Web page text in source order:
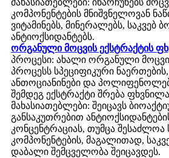
მახასიათებლები: ინარჩუნებს
კომპონენტების მნიშვნელოვან
ვიტამინებს, მინერალებს, საკვებ
ანტიოქსიდანტებს.
ორგანული მოცვის ექსტრაქტის
პროცესი: ახალი ორგანული მოცვი
პროცესს სპეციფიკური
ანთოციანინები და
შემდეგ ექსტრაქტი შრება
მახასიათებლები: შეიცავს
განსაკუთრებით
კონცენტრაციას, თუმცა შესაძლოა
კომპონენტების, მაგალითად,
დაბალი შემცველობა შეიცავდეს.